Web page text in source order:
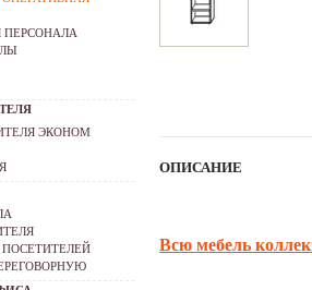
ОПИСАНИЕ
Всю мебель
ПЕРСОНАЛА
ЭКОНОМ